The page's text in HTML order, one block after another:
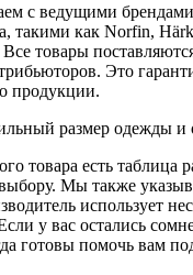
с ведущими
такими как Norfin,
товары
Это
продукции.
размер одежды и
товара есть таблица
Мы также
использует
у вас остались
готовы помочь вам